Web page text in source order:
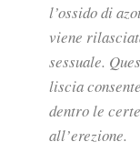
l’ossido di
viene
sessuale.
liscia
dentro le
all’erezione.